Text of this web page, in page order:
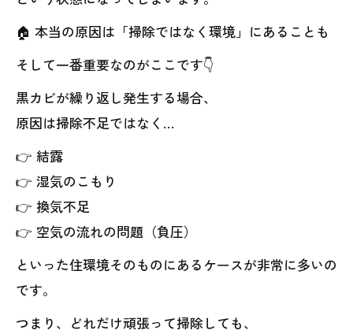
🏠 本当の原因は「掃除ではなく環境」にあることも
そして一番重要なのがここです👇
黒カビが繰り返し発生する場合、
原因は掃除不足ではなく…
👉 結露
👉 湿気のこもり
👉 換気不足
👉 空気の流れの問題（負圧）
といった住環境そのものにあるケースが非常に多いの
です。
つまり、どれだけ頑張って掃除しても、